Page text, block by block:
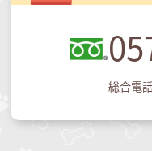
総合電